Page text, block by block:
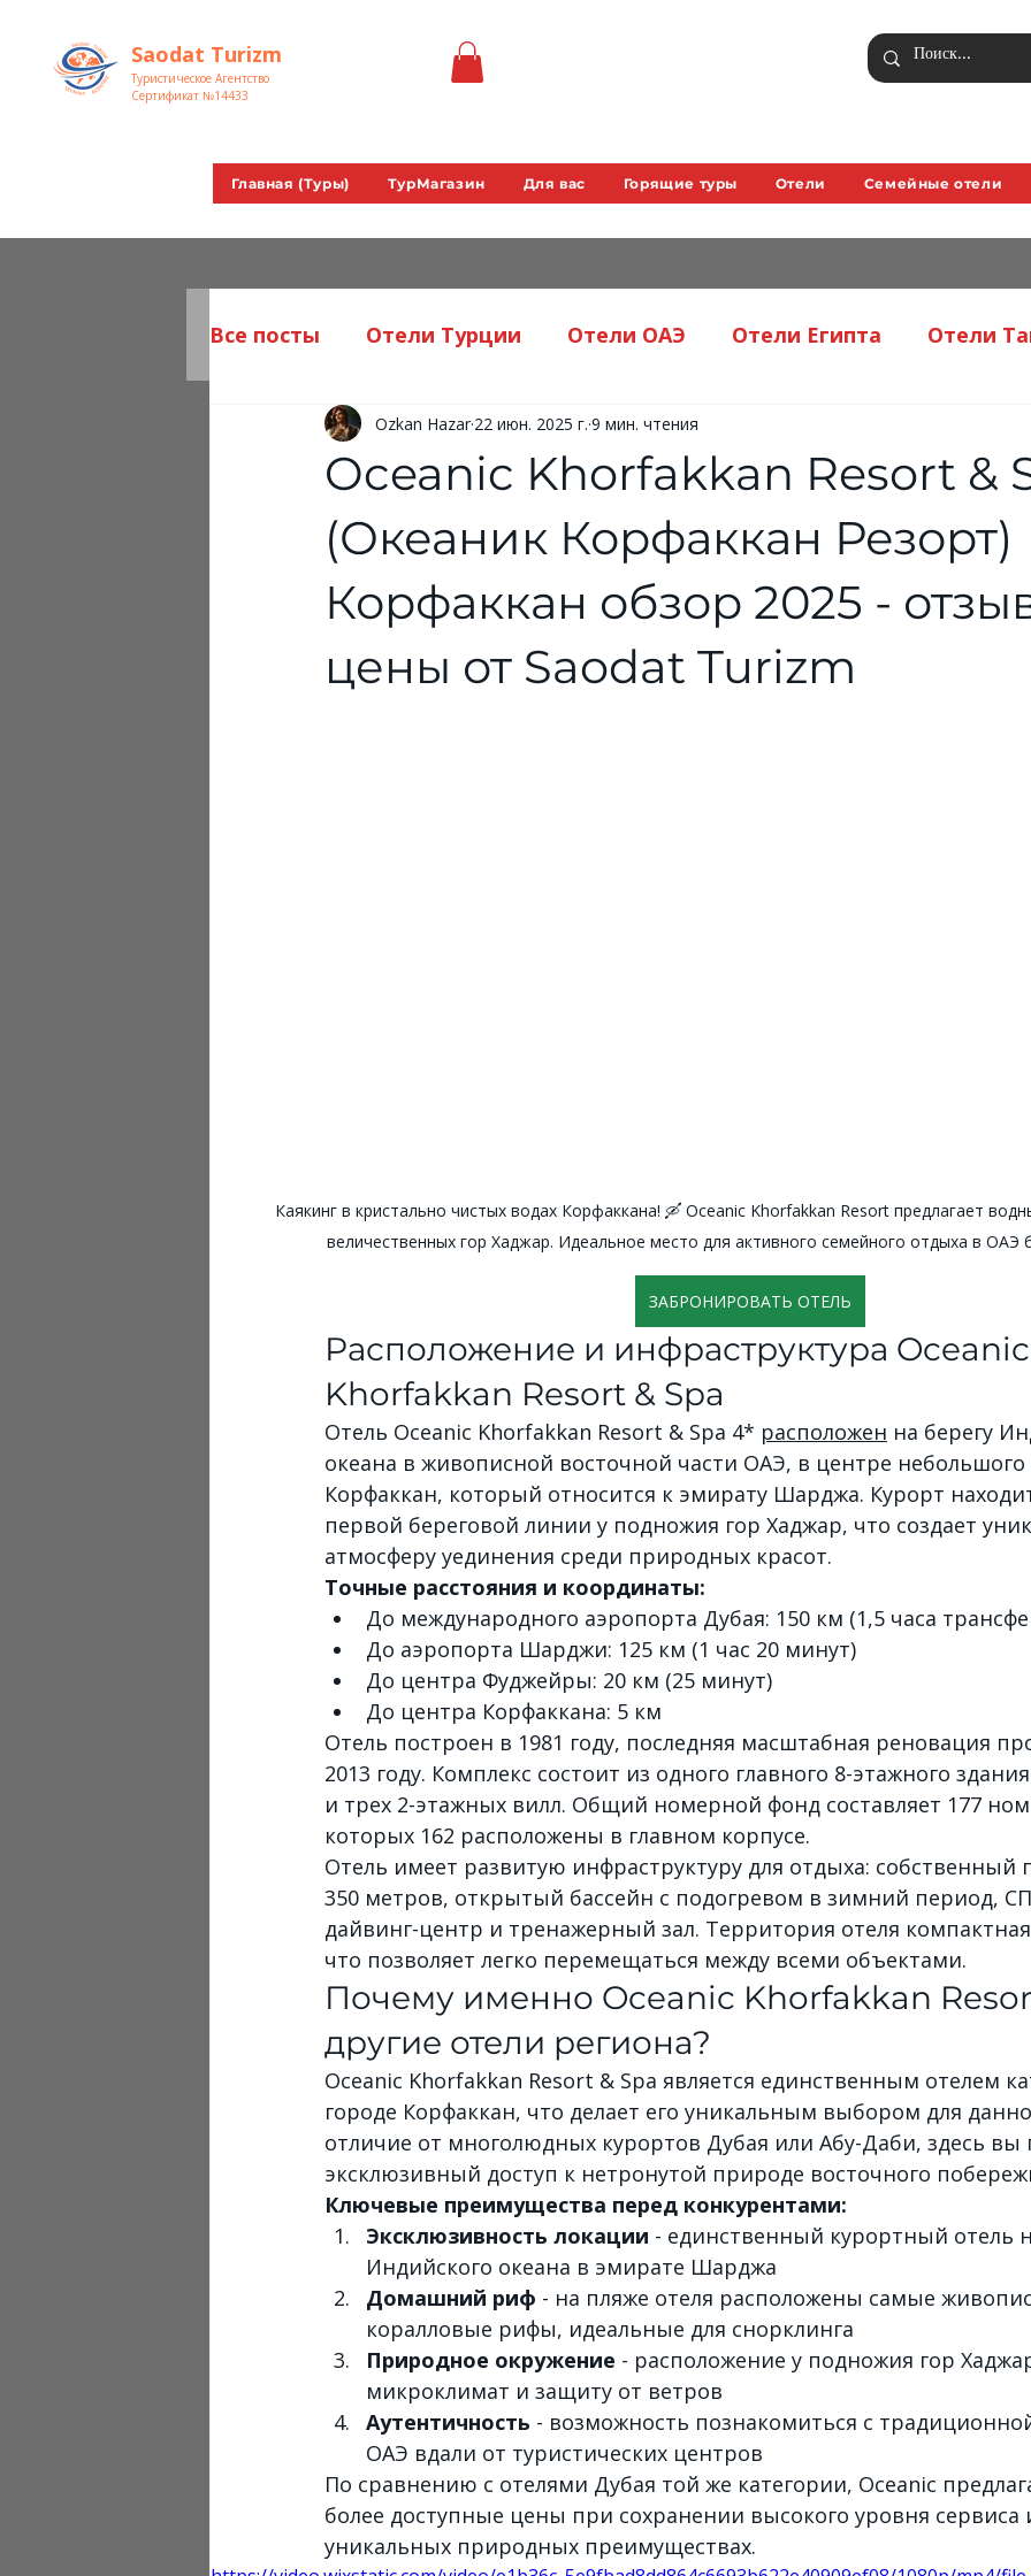
Saodat Turizm
Туристическое Агентство
Сертификат №14433
Главная (Туры) ТурМагазин Для вас Горящие туры Отели Семейные отели
Все посты Отели Турции Отели ОАЭ Отели Египта Отели
Отели на Мальдивах Советы туристам
Oceanic Khorfakkan Resort &
(Океаник Корфаккан Резорт)
Корфаккан обзор 2025 -
цены от Saodat Turizm
Ozkan Hazar 22 июн. 2025 г. 9 мин. чтения
Каякинг в кристально чистых водах Корфаккана! 🛶 Oceanic Khorfakkan Resort предлагает
величественных гор Хаджар. Идеальное место для активного семейного отдыха в ОАЭ
ЗАБРОНИРОВАТЬ ОТЕЛЬ
Расположение и инфраструктура
Khorfakkan Resort & Spa
Отель Oceanic Khorfakkan Resort & Spa 4* расположен на берегу
океана в живописной восточной части ОАЭ, в центре
Корфаккан, который относится к эмирату Шарджа. Курорт
первой береговой линии у подножия гор Хаджар, что создает
атмосферу уединения среди природных красот.
Точные расстояния и координаты:
До международного аэропорта Дубая: 150 км (1,5 часа
До аэропорта Шарджи: 125 км (1 час 20 минут)
До центра Фуджейры: 20 км (25 минут)
До центра Корфаккана: 5 км
Отель построен в 1981 году, последняя масштабная реновация
2013 году. Комплекс состоит из одного главного 8-этажного
и трех 2-этажных вилл. Общий номерной фонд составляет 177
которых 162 расположены в главном корпусе.
Отель имеет развитую инфраструктуру для отдыха:
350 метров, открытый бассейн с подогревом в зимний период,
дайвинг-центр и тренажерный зал. Территория отеля
что позволяет легко перемещаться между всеми объектами.
Почему именно Oceanic Khorfakkan
другие отели региона?
Oceanic Khorfakkan Resort & Spa является единственным отелем
городе Корфаккан, что делает его уникальным выбором для
отличие от многолюдных курортов Дубая или Абу-Даби, здесь вы
эксклюзивный доступ к нетронутой природе восточного
Ключевые преимущества перед конкурентами:
Эксклюзивность локации - единственный курортный отель
Индийского океана в эмирате Шарджа
Домашний риф - на пляже отеля расположены самые
коралловые рифы, идеальные для снорклинга
Природное окружение - расположение у подножия гор
микроклимат и защиту от ветров
Аутентичность - возможность познакомиться с
ОАЭ вдали от туристических центров
По сравнению с отелями Дубая той же категории, Oceanic
более доступные цены при сохранении высокого уровня сервиса
уникальных природных преимуществах.